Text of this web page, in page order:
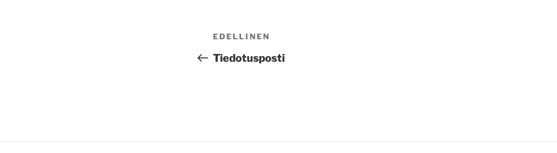
Artikkelien
selaus
Edellinen
artikkeli
EDELLINEN
Tiedotusposti